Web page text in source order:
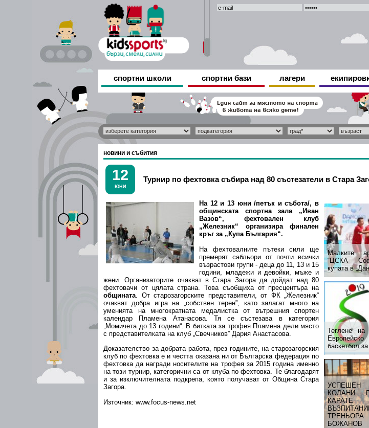
спортни школи спортни бази лагери
новини и събития
12
ЮНИ
Турнир по фехтовка събира над 80 състезатели в Стара
Малките
“ЦСКА
купата в
Теглене
баскетбол
КОЛАНИ
БОЖАНОВ
На 12 и 13 юни /петък и събота/, в
общинската спортна зала „Иван
Вазов“, фехтовален клуб
„Железник“ организира финален
кръг за „Купа България“.
На фехтовалните пътеки сили ще
премерят сабльори от почти всички
възрастови групи - деца до 11, 13 и 15
години, младежи и девойки, мъже и
жени. Организаторите очакват в Стара Загора да дойдат над 80
фехтовачи от цялата страна. Това съобщиха от пресцентъра на
общината . От старозагорските представители, от ФК „Железник“
очакват добра игра на „собствен терен”, като залагат много на
уменията на многократната медалистка от вътрешния спортен
календар Пламена Атанасова. Тя се състезава в категория
„Момичета до 13 години“. В битката за трофея Пламена дели място
с представителката на клуб „Свечников” Дария Анастасова.
Доказателство за добрата работа, през годините, на старозагорския
клуб по фехтовка е и честта оказана ни от Българска федерация по
фехтовка да награди носителите на трофея за 2015 година именно
на този турнир, категорични са от клуба по фехтовка. Те благодарят
и за изключителната подкрепа, която получават от Община Стара
Загора.
Източник: www.focus-news.net